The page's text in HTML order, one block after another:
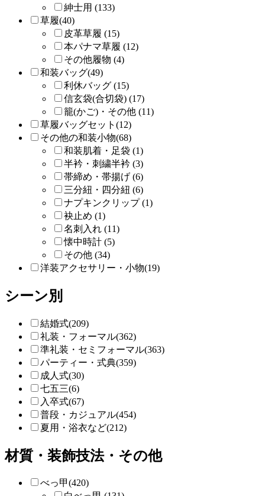
紳士用 (133)
草履(40)
皮革草履 (15)
本パナマ草履 (12)
その他履物 (4)
和装バッグ(49)
利休バッグ (15)
信玄袋(合切袋) (17)
籠(かご)・その他 (11)
草履バッグセット(12)
その他の和装小物(68)
和装肌着・足袋 (1)
半衿・刺繍半衿 (3)
帯締め・帯揚げ (6)
三分紐・四分紐 (6)
ナプキンクリップ (1)
袂止め (1)
名刺入れ (11)
懐中時計 (5)
その他 (34)
洋装アクセサリー・小物(19)
シーン別
結婚式(209)
礼装・フォーマル(362)
準礼装・セミフォーマル(363)
パーティー・式典(359)
成人式(30)
七五三(6)
入卒式(67)
普段・カジュアル(454)
夏用・浴衣など(212)
材質・装飾技法・その他
べっ甲(420)